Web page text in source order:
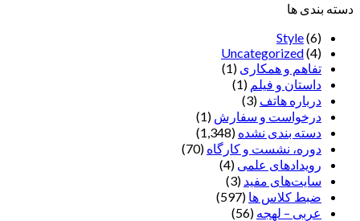
دسته بندی ها
Style(6)
Uncategorized(4)
تفاهم و همکاری (1)
داستان و فیلم (1)
درباره هاتف (3)
درخواست و سفارش (1)
دسته بندی نشده (1,348)
دوره، نشست و کارگاه (70)
رویدادهای علمی (4)
سایت‌های مفید (3)
ضبط کلاس ها (597)
عربی – لهجه (56)